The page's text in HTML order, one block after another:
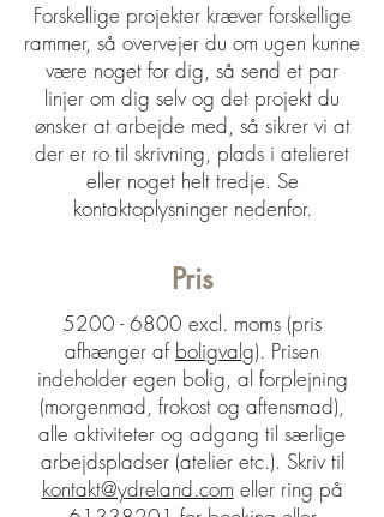
Forskellige projekter kræver forskellige
rammer, så overvejer du om ugen kunne
være noget for dig, så send et par
linjer om dig selv og det projekt du
ønsker at arbejde med, så sikrer vi at
der er ro til skrivning, plads i atelieret
eller noget helt tredje. Se
kontaktoplysninger nedenfor.
Pris
5200 - 6800 excl. moms (pris
afhænger af boligvalg). Prisen
indeholder egen bolig, al forplejning
(morgenmad, frokost og aftensmad),
alle aktiviteter og adgang til særlige
arbejdspladser (atelier etc.). Skriv til
kontakt@ydreland.com eller ring på